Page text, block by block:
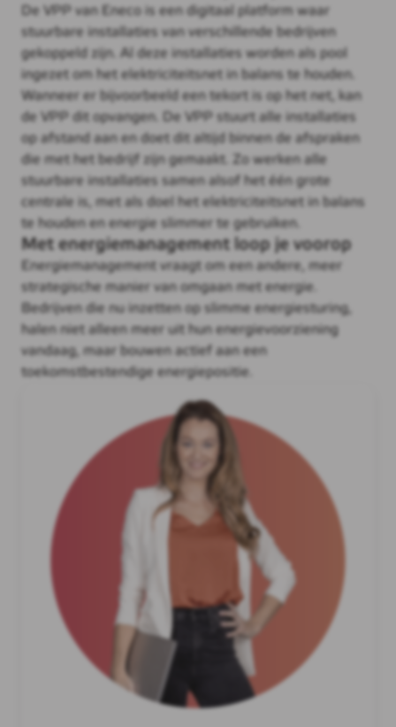
De VPP van Eneco is een digitaal platform waar
stuurbare installaties van verschillende bedrijven
gekoppeld zijn. Al deze installaties worden als pool
ingezet om het elektriciteitsnet in balans te houden.
Wanneer er bijvoorbeeld een tekort is op het net, kan
de VPP dit opvangen. De VPP stuurt alle installaties
op afstand aan en doet dit altijd binnen de afspraken
die met het bedrijf zijn gemaakt. Zo werken alle
stuurbare installaties samen alsof het één grote
centrale is, met als doel het elektriciteitsnet in balans
te houden en energie slimmer te gebruiken.
Met energiemanagement loop je voorop
Energiemanagement vraagt om een andere, meer
strategische manier van omgaan met energie.
Bedrijven die nu inzetten op slimme energiesturing,
halen niet alleen meer uit hun energievoorziening
vandaag, maar bouwen actief aan een
toekomstbestendige energiepositie.